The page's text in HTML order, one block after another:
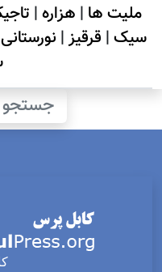
ملیت ها | هزاره|
سیک| قرقیز| نورستانی
جستجو